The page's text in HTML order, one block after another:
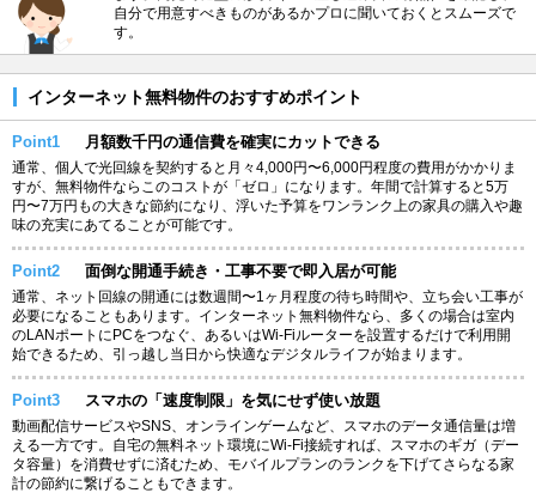
自分で用意すべきものがあるかプロに聞いておくとスムーズで
す。
インターネット無料物件のおすすめポイント
Point1 月額数千円の通信費を確実にカットできる
通常、個人で光回線を契約すると月々4,000円〜6,000円程度の費用がかかりま
すが、無料物件ならこのコストが「ゼロ」になります。年間で計算すると5万
円〜7万円もの大きな節約になり、浮いた予算をワンランク上の家具の購入や趣
味の充実にあてることが可能です。
Point2 面倒な開通手続き・工事不要で即入居が可能
通常、ネット回線の開通には数週間〜1ヶ月程度の待ち時間や、立ち会い工事が
必要になることもあります。インターネット無料物件なら、多くの場合は室内
のLANポートにPCをつなぐ、あるいはWi-Fiルーターを設置するだけで利用開
始できるため、引っ越し当日から快適なデジタルライフが始まります。
Point3 スマホの「速度制限」を気にせず使い放題
動画配信サービスやSNS、オンラインゲームなど、スマホのデータ通信量は増
える一方です。自宅の無料ネット環境にWi-Fi接続すれば、スマホのギガ（デー
タ容量）を消費せずに済むため、モバイルプランのランクを下げてさらなる家
計の節約に繋げることもできます。